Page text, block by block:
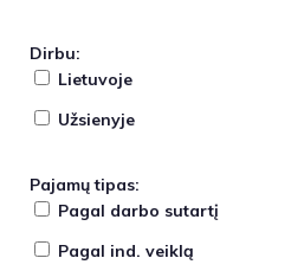
Dirbu:
Lietuvoje
Užsienyje
Pajamų tipas:
Pagal darbo sutartį
Pagal ind. veiklą